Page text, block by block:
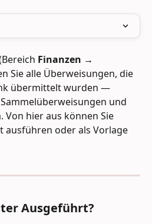
Finanzen →
Sie alle Überweisungen, die
übermittelt wurden —
und
hier aus können Sie
ausführen oder als Vorlage
Ausgeführt?